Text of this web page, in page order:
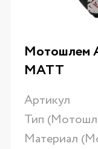
Мотошлем
MATT
Артикул
Тип
Материал